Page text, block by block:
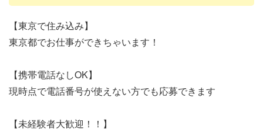
【東京で住み込み】
東京都でお仕事ができちゃいます！
【携帯電話なしOK】
現時点で電話番号が使えない方でも応募できます
【未経験者大歓迎！！】